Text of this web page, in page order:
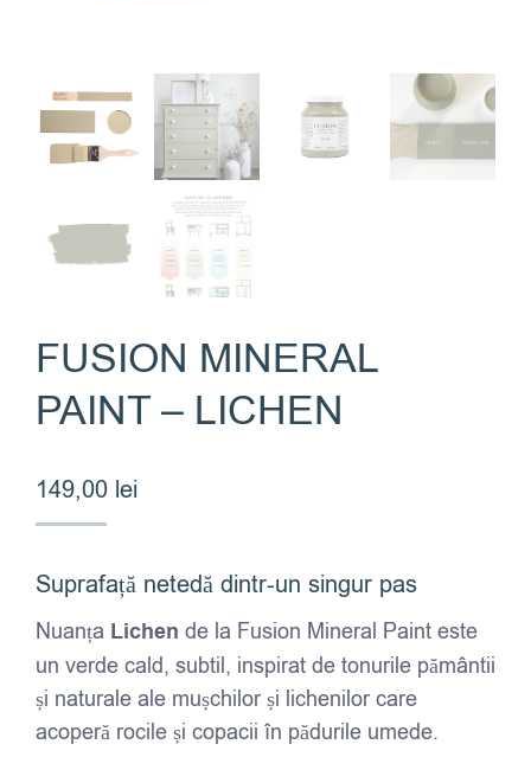
FUSION MINERAL
PAINT – LICHEN
149,00 lei
Suprafață netedă dintr-un singur pas
Nuanța Lichen de la Fusion Mineral Paint este
un verde cald, subtil, inspirat de tonurile pământii
și naturale ale mușchilor și lichenilor care
acoperă rocile și copacii în pădurile umede.